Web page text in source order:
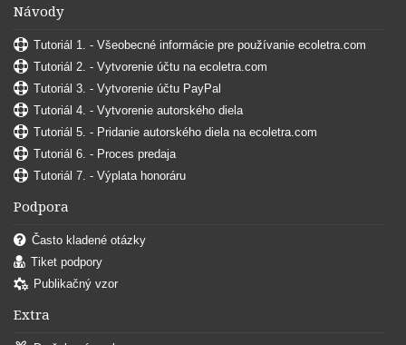
Návody
Tutoriál 1. - Všeobecné informácie pre používanie ecoletra.com
Tutoriál 2. - Vytvorenie účtu na ecoletra.com
Tutoriál 3. - Vytvorenie účtu PayPal
Tutoriál 4. - Vytvorenie autorského diela
Tutoriál 5. - Pridanie autorského diela na ecoletra.com
Tutoriál 6. - Proces predaja
Tutoriál 7. - Výplata honoráru
Podpora
Často kladené otázky
Tiket podpory
Publikačný vzor
Extra